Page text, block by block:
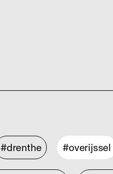
#drenthe #overijssel